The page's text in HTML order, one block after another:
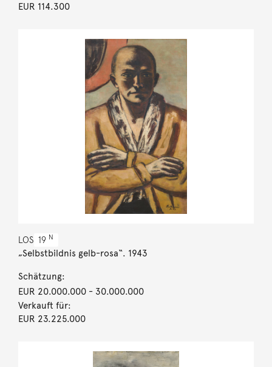
EUR 114.300
LOS 19 N
„Selbstbildnis gelb-rosa“. 1943
Schätzung:
EUR 20.000.000- 30.000.000
Verkauft für:
EUR 23.225.000